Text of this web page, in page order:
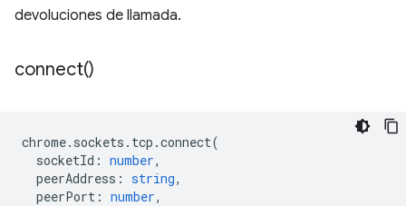
devoluciones de llamada.
connect()
chrome. sockets . tcp .connect(
socketId : number,
peerAddress : string,
peerPort : number,